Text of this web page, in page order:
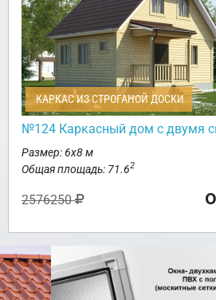
КАРКАС ИЗ СТРОГАНОЙ ДОСКИ
№124 Каркасный дом с двумя
Размер: 6х8 м
Общая площадь: 71.62
2576250